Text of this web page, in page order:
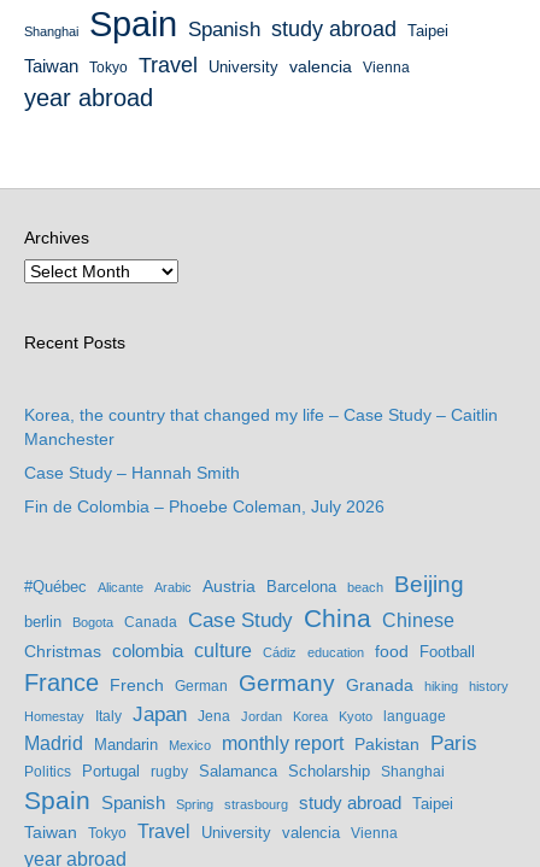
Shanghai Spain Spanish study abroad Taipei
Taiwan Tokyo Travel University valencia Vienna
year abroad
Archives
Recent Posts
Korea, the country that changed my life – Case Study – Caitlin
Manchester
Case Study – Hannah Smith
Fin de Colombia – Phoebe Coleman, July 2026
#Québec Alicante Arabic Austria Barcelona beach Beijing
berlin Bogota Canada Case Study China Chinese
Christmas colombia culture Cádiz education food Football
France French German Germany Granada hiking history
Homestay Italy Japan Jena Jordan Korea Kyoto language
Madrid Mandarin Mexico monthly report Pakistan Paris
Politics Portugal rugby Salamanca Scholarship Shanghai
Spain Spanish Spring strasbourg study abroad Taipei
Taiwan
Tokyo Travel University valencia Vienna
year abroad